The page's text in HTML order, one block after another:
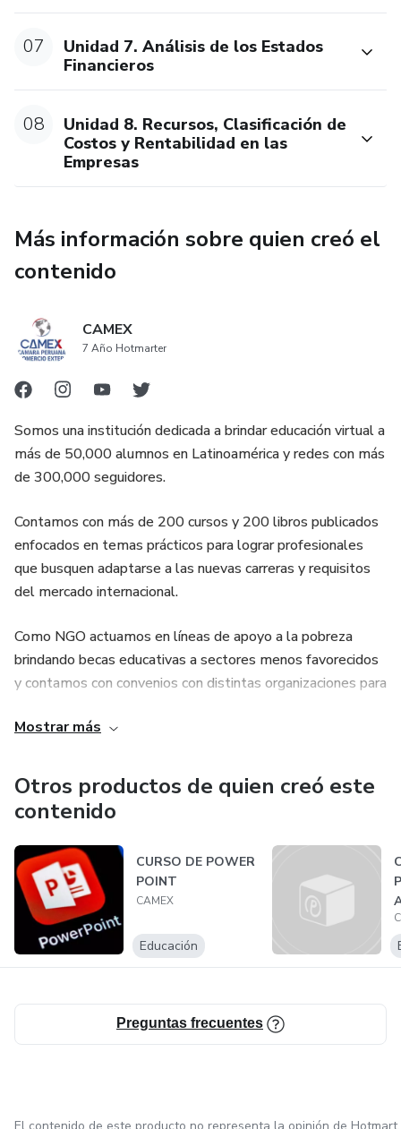
07
Unidad 7. Análisis de los Estados
Financieros
08
Unidad 8. Recursos, Clasificación de
Costos y Rentabilidad en las
Empresas
Más información sobre quien creó el
contenido
CAMEX
7 Año Hotmarter
Somos una institución dedicada a brindar educación virtual a
más de 50,000 alumnos en Latinoamérica y redes con más
de 300,000 seguidores.
Contamos con más de 200 cursos y 200 libros publicados
enfocados en temas prácticos para lograr profesionales
que busquen adaptarse a las nuevas carreras y requisitos
del mercado internacional.
Como NGO actuamos en líneas de apoyo a la pobreza
brindando becas educativas a sectores menos favorecidos
y contamos con convenios con distintas organizaciones para
permite trabajar en apoyo de una persona que busca
Latinoamérica.
Mostrar más
Otros productos de quien creó este
contenido
CURSO DE POWER
POINT
CAMEX
Educación
Preguntas frecuentes